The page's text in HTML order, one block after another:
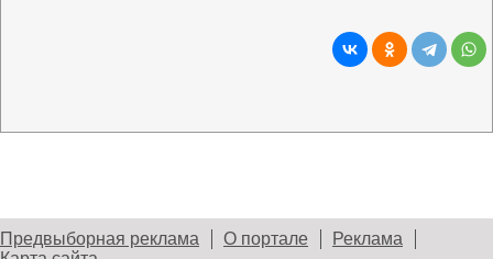
Предвыборная реклама О портале
Реклама